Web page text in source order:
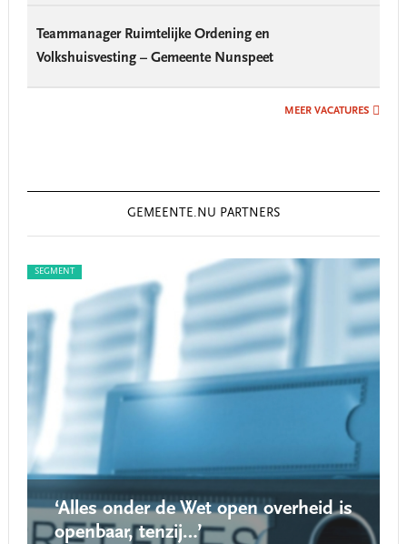
Teammanager Ruimtelijke Ordening en
Volkshuisvesting – Gemeente Nunspeet
MEER VACATURES
GEMEENTE.NU PARTNERS
SEGMENT
‘Alles onder de Wet open overheid is
openbaar, tenzij…’